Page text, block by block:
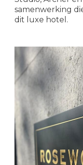
samenwerking
dit luxe hotel.